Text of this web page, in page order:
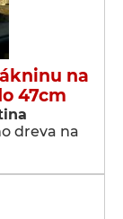
na
47cm
dreva na